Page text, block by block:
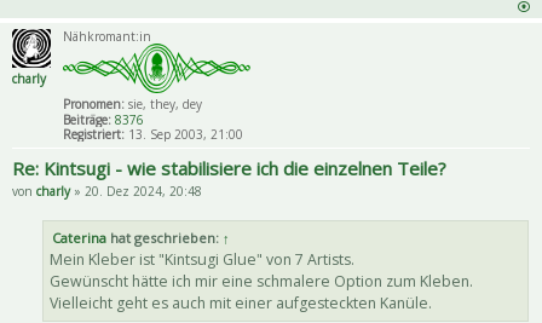
charly
Nähkromant:in
Pronomen: sie, they, dey
Beiträge: 8376
Registriert: 13. Sep 2003, 21:00
Re: Kintsugi - wie stabilisiere ich die einzelnen Teile?
von charly» 20. Dez 2024, 20:48
Caterina hat geschrieben: ↑
Mein Kleber ist "Kintsugi Glue" von 7 Artists.
Gewünscht hätte ich mir eine schmalere Option zum Kleben.
Vielleicht geht es auch mit einer aufgesteckten Kanüle.